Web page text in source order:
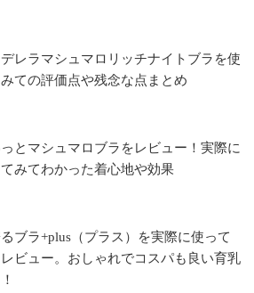
レラマシュマロリッチナイトブラを使
ての評価点や残念な点まとめ
とマシュマロブラをレビュー！実際に
みてわかった着心地や効果
ブラ+plus（プラス）を実際に使って
ビュー。おしゃれでコスパも良い育乳